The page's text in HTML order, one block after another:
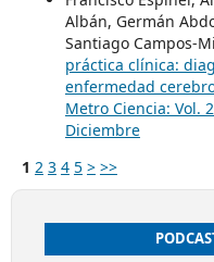
Albán, Germán
Santiago Campos-
práctica clínica:
enfermedad
Metro Ciencia: Vol.
Diciembre
1 2 3 4 5 > >>